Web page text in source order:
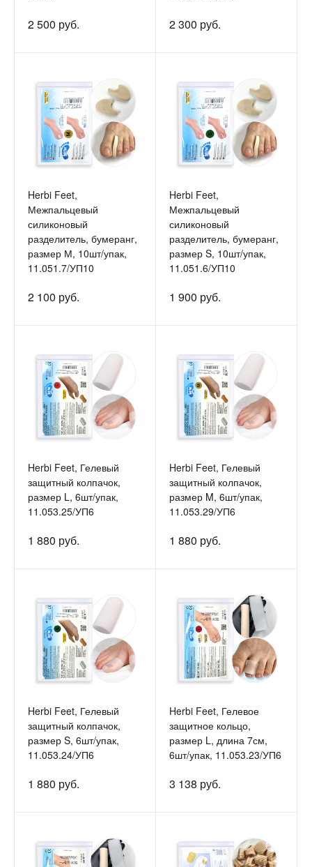
2 500 руб. 2 300 руб.
Herbi Feet,
Межпальцевый
силиконовый
разделитель, бумеранг,
размер М, 10шт/упак,
11.051.7/УП10
2 100 руб.
Herbi Feet,
Межпальцевый
силиконовый
разделитель, бумеранг,
размер S, 10шт/упак,
11.051.6/УП10
1 900 руб.
Herbi Feet, Гелевый
защитный колпачок,
размер L, 6шт/упак,
11.053.25/УП6
1 880 руб.
Herbi Feet, Гелевый
защитный колпачок,
размер M, 6шт/упак,
11.053.29/УП6
1 880 руб.
Herbi Feet, Гелевый
защитный колпачок,
размер S, 6шт/упак,
11.053.24/УП6
1 880 руб.
Herbi Feet, Гелевое
защитное кольцо,
размер L, длина 7см,
6шт/упак, 11.053.23/УП6
3 138 руб.